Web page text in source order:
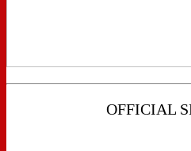
OFFICIAL